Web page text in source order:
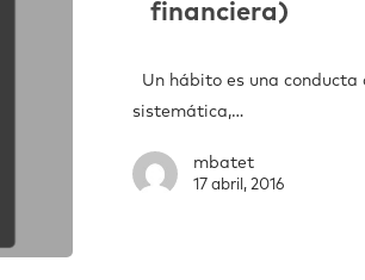
financiera)
Un hábito es una
sistemática,…
mbatet
17 abril, 2016